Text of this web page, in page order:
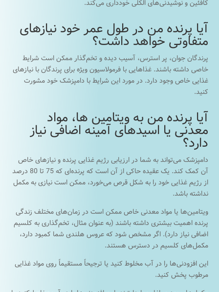
کافئین و نوشیدنی‌های الکلی خودداری می‌کند.
آیا پرنده من در طول عمر خود نیازهای
متفاوتی خواهد داشت؟
پرندگان جوان، پر استرس، آسیب دیده و تخم‌گذار ممکن است شرایط
خاصی داشته باشند. غذاهایی با فرمولاسیون ویژه برای پرندگان با نیازهای
غذایی خاص وجود دارد. در مورد این شرایط با دامپزشک خود مشورت
کنید.
آیا پرنده من به ویتامین ها، مواد
معدنی یا اسیدهای آمینه اضافی نیاز
دارد؟
دامپزشک می‌تواند به شما در ارزیابی رژیم غذایی پرنده و نیازهای خاص
آن کمک کند. یک عقیده حاکی از آن است که پرنده‌ای که 75 تا 80 درصد
از رژیم غذایی خود را به شکل قرص می‌خورد، ممکن است نیازی به مکمل
نداشته باشد.
ویتامین‌ها یا مواد معدنی خاص ممکن است در زمان‌های مختلف زندگی
پرنده اهمیت بیشتری داشته باشند (به عنوان مثال، تخم‌گذاری به کلسیم
اضافی نیاز دارد). اگر مشخص شود که عروس هلندی شما کمبود دارد،
مکمل‌های کلسیم در دسترس هستند.
این افزودنی‌ها را در آب مخلوط کنید یا ترجیحاً مستقیماً روی مواد غذایی
مرطوب پخش کنید.